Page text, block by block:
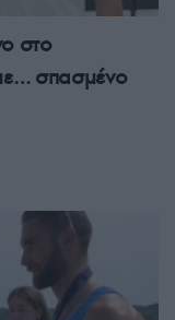
στο
σπασμένο